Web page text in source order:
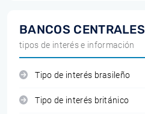
BANCOS CENTRALES
tipos de interés e información
Tipo de interés brasileño
Tipo de interés británico